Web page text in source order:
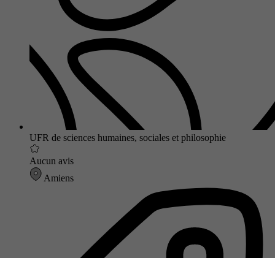
UFR de sciences humaines, sociales et philosophie
Aucun avis
Amiens